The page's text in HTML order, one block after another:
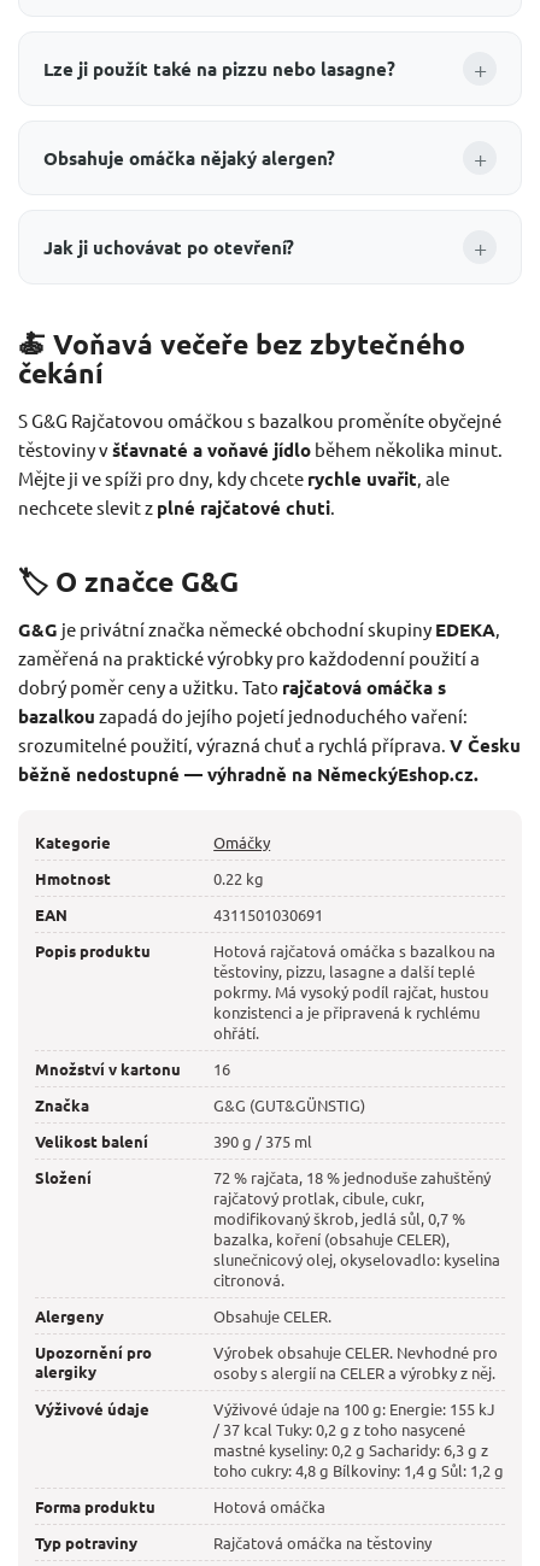
Lze ji použít také na pizzu nebo lasagne? +
Obsahuje omáčka nějaký alergen? +
Jak ji uchovávat po otevření? +
🍝 Voňavá večeře bez zbytečného
čekání
S G&G Rajčatovou omáčkou s bazalkou proměníte obyčejné
těstoviny všťavnaté a voňavé jídlo během několika minut.
Mějte ji ve spíži pro dny, kdy chcete rychle uvařit , ale
nechcete slevit z plné rajčatové chuti
🏷️ O značce G&G
G&G je privátní značka německé obchodní skupiny EDEKA,
zaměřená na praktické výrobky pro každodenní použití a
dobrý poměr ceny a užitku. Tato rajčatová omáčka s
bazalkou zapadá do jejího pojetí jednoduchého vaření:
srozumitelné použití, výrazná chuť a rychlá příprava. V Česku
běžně nedostupné — výhradně na NěmeckýEshop.cz.
Kategorie
Omáčky
Hmotnost
0.22 kg
EAN
4311501030691
Popis produktu
Hotová rajčatová omáčka s bazalkou na
těstoviny, pizzu, lasagne a další teplé
pokrmy. Má vysoký podíl rajčat, hustou
konzistenci a je připravená k rychlému
ohřátí.
Množství v kartonu
16
Značka
G&G (GUT&GÜNSTIG)
Velikost balení
390 g / 375 ml
Složení
72 % rajčata, 18 % jednoduše zahuštěný
rajčatový protlak, cibule, cukr,
modifikovaný škrob, jedlá sůl, 0,7 %
bazalka, koření (obsahuje CELER),
slunečnicový olej, okyselovadlo: kyselina
citronová.
Alergeny
Obsahuje CELER.
Upozornění pro
alergiky
Výrobek obsahuje CELER. Nevhodné pro
osoby s alergií na CELER a výrobky z něj.
Výživové údaje
Výživové údaje na 100 g: Energie: 155 kJ
/ 37 kcal Tuky: 0,2 g z toho nasycené
mastné kyseliny: 0,2 g Sacharidy: 6,3 g z
toho cukry: 4,8 g Bílkoviny: 1,4 g Sůl: 1,2 g
Forma produktu
Hotová omáčka
Typ potraviny
Rajčatová omáčka na těstoviny